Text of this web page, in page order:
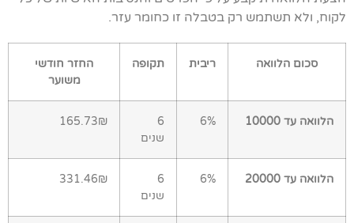
לקוח, ולא תשתמש רק בטבלה זו כחומר עזר.
סכום הלוואה ריבית תקופה
החזר חודשי
משוער
הלוואה עד 10000 6%
6
שנים
165.73₪
הלוואה עד 20000 6%
6
שנים
331.46₪